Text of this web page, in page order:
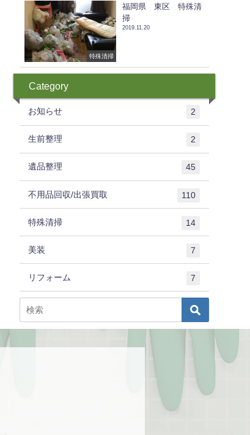
特殊清掃
福岡県 東区 特殊清
掃
2019.11.20
Category
お知らせ 2
生前整理 2
遺品整理 45
不用品回収/出張買取 110
特殊清掃 14
美装 7
リフォーム 7